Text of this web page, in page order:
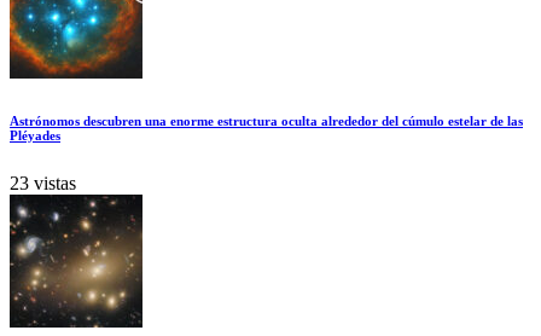
Astrónomos descubren una enorme estructura oculta alrededor del cúmulo estelar de las
Pléyades
23 vistas